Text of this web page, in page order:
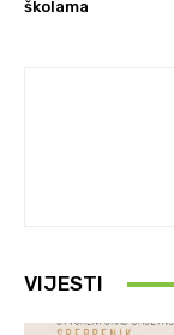
školama
VIJESTI